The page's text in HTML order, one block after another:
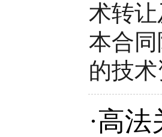
术转
本合
的技
·高法